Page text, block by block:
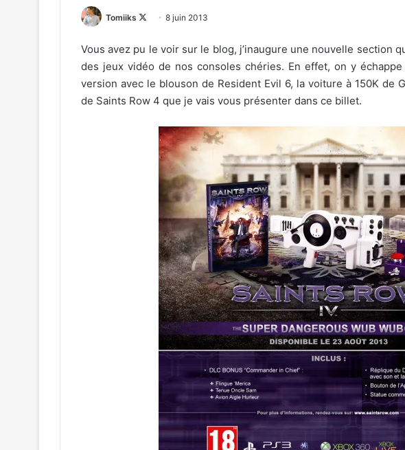
Tomiiks
Follow8 juin 2013
Vous avez pu le voir sur le blog, j’inaugure une nouvelle section
des jeux vidéo de nos consoles chéries. En effet, on y
version avec le blouson de Resident Evil 6, la voiture à 150K de
de Saints Row 4 que je vais vous présenter dans ce billet.